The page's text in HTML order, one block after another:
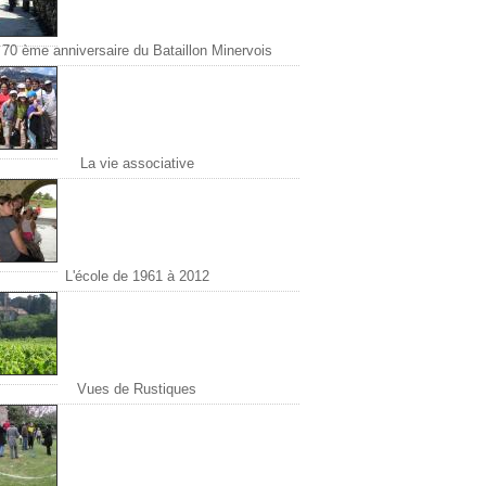
70 ème anniversaire du Bataillon Minervois
La vie associative
L'école de 1961 à 2012
Vues de Rustiques